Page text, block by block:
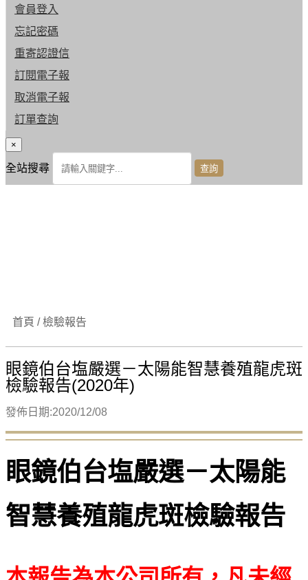
會員登入
忘記密碼
重寄認證信
訂閱電子報
取消電子報
訂單查詢
×
全站搜尋
首頁 / 檢驗報告
眼鏡伯台塩嚴選－太陽能智慧養殖龍虎斑
檢驗報告(2020年)
發佈日期:2020/12/08
眼鏡伯台塩嚴選－太陽能
智慧養殖龍虎斑檢驗報告